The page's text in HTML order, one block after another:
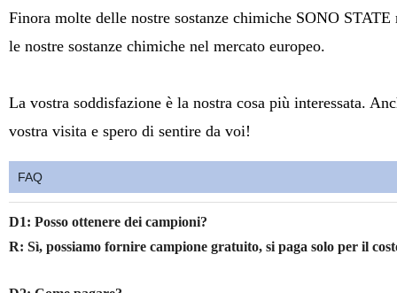
Finora molte delle nostre sostanze chimiche SONO
le nostre sostanze chimiche nel mercato europeo.
La vostra soddisfazione è la nostra cosa più interessata.
vostra visita e spero di sentire da voi!
FAQ
D1: Posso ottenere dei campioni?
R: Sì, possiamo fornire campione gratuito, si paga solo per il